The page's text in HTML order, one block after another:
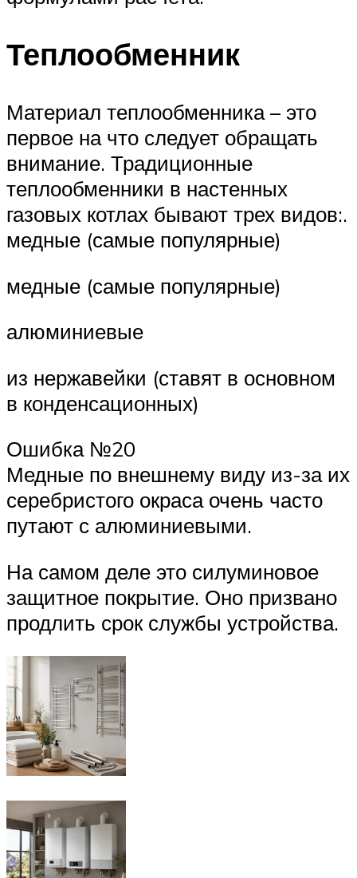
Теплообменник
Материал теплообменника – это
первое на что следует обращать
внимание. Традиционные
теплообменники в настенных
газовых котлах бывают трех видов:.
медные (самые популярные)
медные (самые популярные)
алюминиевые
из нержавейки (ставят в основном
в конденсационных)
Ошибка №20
Медные по внешнему виду из-за их
серебристого окраса очень часто
путают с алюминиевыми.
На самом деле это силуминовое
защитное покрытие. Оно призвано
продлить срок службы устройства.